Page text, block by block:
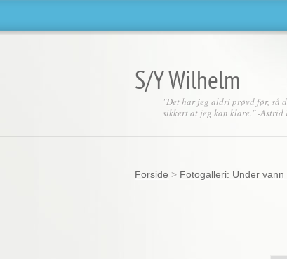
S/Y Wilhelm
"Det har jeg aldri prøvd før, så
sikkert at jeg kan klare." -Astrid
Forside > Fotogalleri: Under